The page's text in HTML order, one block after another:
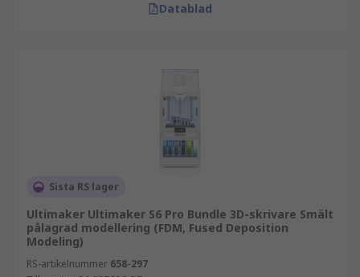
Datablad
Sista RS lager
Ultimaker Ultimaker S6 Pro Bundle 3D-skrivare Smält
pålagrad modellering (FDM, Fused Deposition
Modeling)
RS-artikelnummer 658-297